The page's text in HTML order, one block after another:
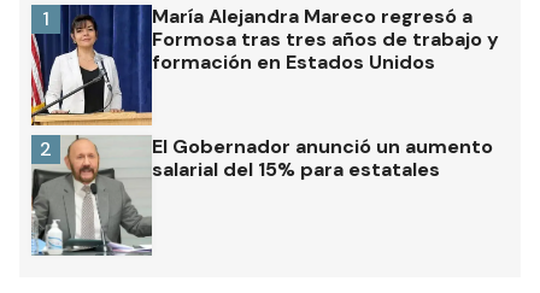
María Alejandra Mareco regresó a
Formosa tras tres años de trabajo y
formación en Estados Unidos
1
El Gobernador anunció un aumento
salarial del 15% para estatales
2